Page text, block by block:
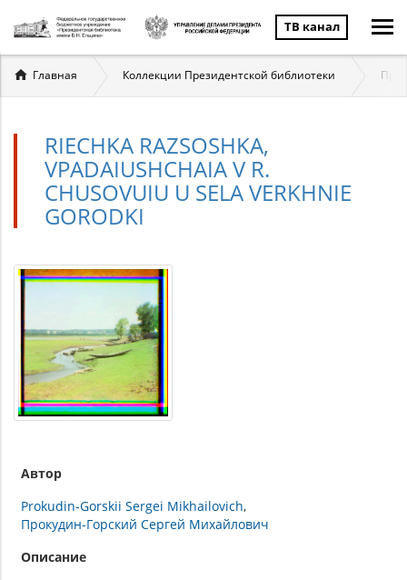
ТВ канал
Вы
здесь
Главная Коллекции Президентской библиотеки
RIECHKA RAZSOSHKA,
VPADAIUSHCHAIA V R.
CHUSOVUIU U SELA VERKHNIE
GORODKI
Автор
Prokudin-Gorskii Sergei Mikhailovich
Прокудин-Горский Сергей Михайлович
Описание